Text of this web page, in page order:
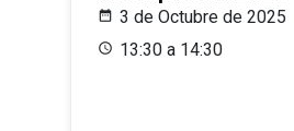
3 de Octubre de 2025
13:30 a 14:30